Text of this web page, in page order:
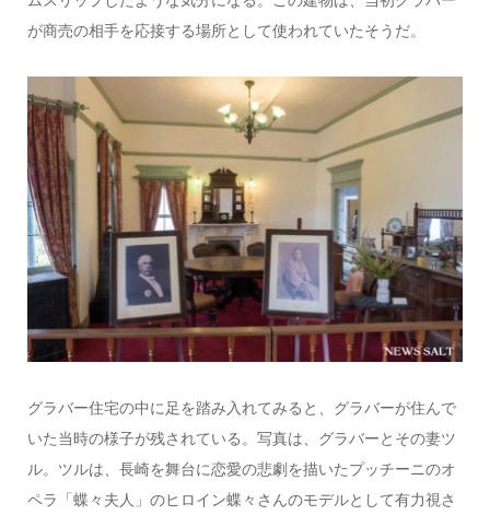
が商売の相手を応接する場所として使われていたそうだ。
グラバー住宅の中に足を踏み入れてみると、グラバーが住んで
いた当時の様子が残されている。写真は、グラバーとその妻ツ
ル。ツルは、長崎を舞台に恋愛の悲劇を描いたプッチーニのオ
ペラ「蝶々夫人」のヒロイン蝶々さんのモデルとして有力視さ